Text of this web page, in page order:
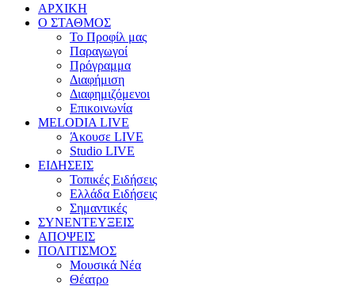
ΑΡΧΙΚΗ
Ο ΣΤΑΘΜΟΣ
Το Προφίλ μας
Παραγωγοί
Πρόγραμμα
Διαφήμιση
Διαφημιζόμενοι
Επικοινωνία
MELODIA LIVE
Άκουσε LIVE
Studio LIVE
ΕΙΔΗΣΕΙΣ
Τοπικές Ειδήσεις
Ελλάδα Ειδήσεις
Σημαντικές
ΣΥΝΕΝΤΕΥΞΕΙΣ
ΑΠΟΨΕΙΣ
ΠΟΛΙΤΙΣΜΟΣ
Μουσικά Νέα
Θέατρο